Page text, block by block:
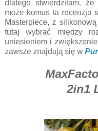
dlatego stwierdziłam,
może komuś ta recenzja
Masterpiece, z
tutaj wybrać między
uniesieniem i
zawsze znajdują się w
2in1